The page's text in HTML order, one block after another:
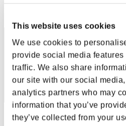
This website uses cookies
We use cookies to
provide social media
traffic. We also share
our site with our social
analytics partners who may
information that you’ve
they’ve collected from your
RANK
スコア: -